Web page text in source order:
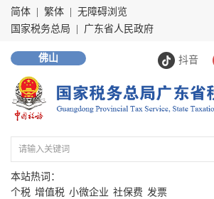
简体 繁体
无障碍浏览
国家税务总局
广东省人民政府
抖音
佛山
本站热词：
个税 增值税 小微企业 社保费 发票